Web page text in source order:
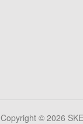
Copyright © 2026